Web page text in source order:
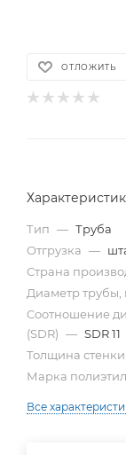
ОТЛОЖИТЬ
Тип — Труба
Отгрузка —
Страна
Диаметр трубы,
Cоотношение
(SDR) — SDR 11
Толщина
Марка
Все